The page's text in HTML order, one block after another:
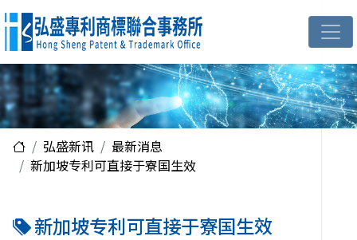
弘盛新讯
最新消息
新加坡专利可直接于寮国生效
新加坡专利可直接于寮国生效